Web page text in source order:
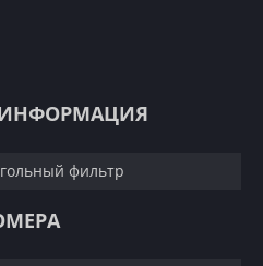
фильтр